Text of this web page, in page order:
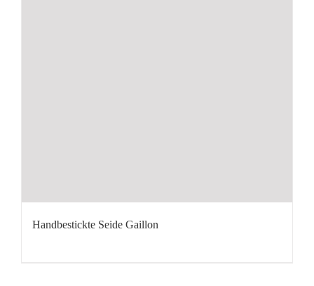
Handbestickte Seide Gaillon